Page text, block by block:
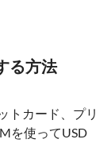
る方法
トカード、プリ
を使ってUSD